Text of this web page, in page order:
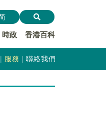
時政 香港百科
服務 聯絡我們